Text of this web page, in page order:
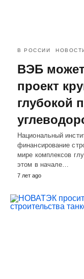
В РОССИИ
ВЭБ
проект
глубокой
Национальный
финансирование
мире комплексов
этом в начале…
7 лет ago